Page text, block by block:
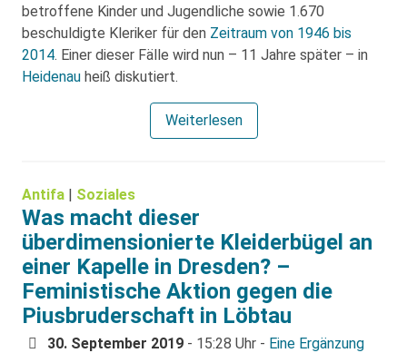
betroffene Kinder und Jugendliche sowie 1.670
beschuldigte Kleriker für den Zeitraum von 1946 bis
2014. Einer dieser Fälle wird nun – 11 Jahre später – in
Heidenau heiß diskutiert.
Weiterlesen
Antifa | Soziales
Was macht dieser
überdimensionierte Kleiderbügel an
einer Kapelle in Dresden? –
Feministische Aktion gegen die
Piusbruderschaft in Löbtau
30. September 2019 - 15:28 Uhr - Eine Ergänzung